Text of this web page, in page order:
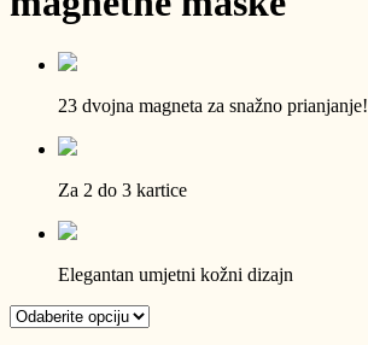
23 dvojna magneta za snažno prianjanje!
Za 2 do 3 kartice
Elegantan umjetni kožni dizajn